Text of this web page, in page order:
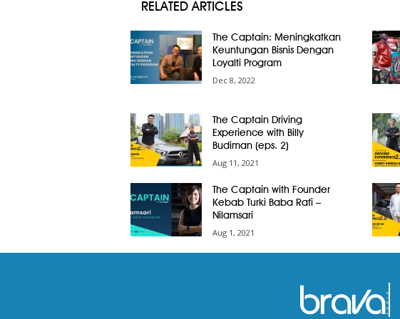
RELATED ARTICLES
The Captain: Meningkatkan
Keuntungan Bisnis Dengan
Loyalti Program
Dec 8, 2022
The Captain Driving
Experience with Billy
Budiman (eps. 2)
Aug 11, 2021
The Captain with Founder
Kebab Turki Baba Rafi –
Nilamsari
Aug 1, 2021